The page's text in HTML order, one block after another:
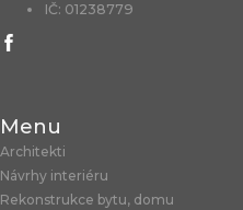
IČ: 01238779
Menu
Architekti
Návrhy interiéru
Rekonstrukce bytu, domu